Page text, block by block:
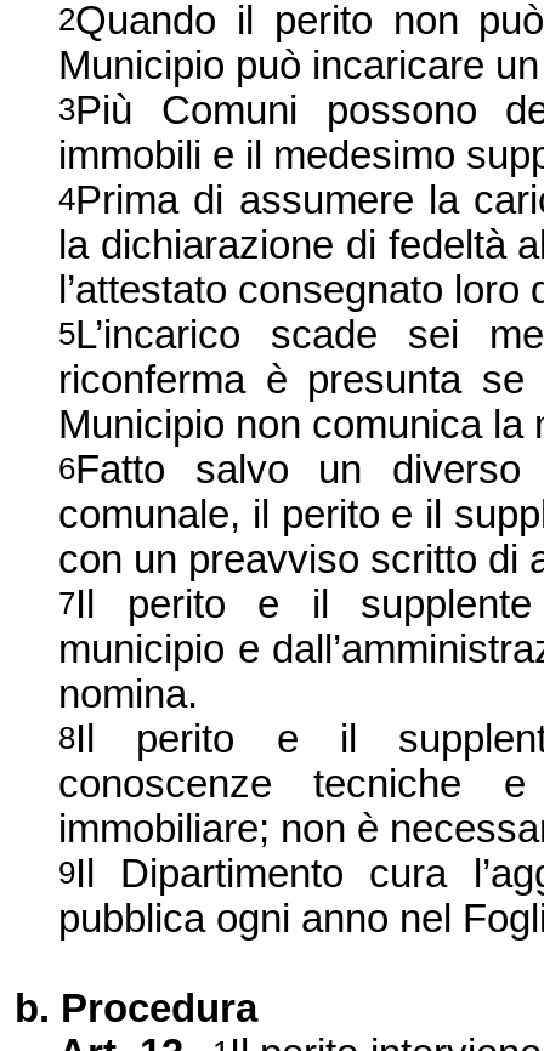
2Quando il perito non
Municipio può incaricare
3Più Comuni possono
immobili e il medesimo
4Prima di assumere la
la dichiarazione di fedeltà
l’attestato consegnato loro
5L’incarico scade sei
riconferma è presunta
Municipio non comunica la
6Fatto salvo un diverso
comunale, il perito e il
con un preavviso scritto di
7Il perito e il supplente
municipio e
nomina.
8Il perito e il
conoscenze tecniche
immobiliare; non è
9Il Dipartimento cura
pubblica ogni anno nel
b. Procedura